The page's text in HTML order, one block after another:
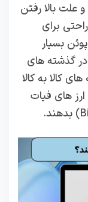
بالا رفتن
برای
بسیار
گذشته های
کالا به کالا
های فیات